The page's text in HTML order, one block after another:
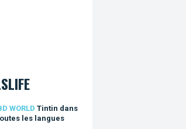
WORLD Tintin dans
les langues